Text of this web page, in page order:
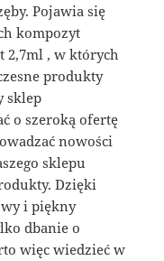
Pojawia się
kompozyt
2,7ml , w których
produkty
sklep
o szeroką ofertę
nowości
sklepu
Dzięki
i piękny
dbanie o
więc wiedzieć w